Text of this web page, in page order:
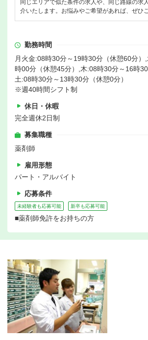
同じエリアで似た条件の求人や、同じ路線の求
介いたします。お悩みやご希望があれば、ぜひ
勤務時間
月火金:08時30分～19時30分（休憩60分）
時00分（休憩45分）,木:08時30分～16時
土:08時30分～13時30分（休憩0分）
※週40時間シフト制
休日・休暇
完全週休2日制
募集職種
薬剤師
雇用形態
パート・アルバイト
応募条件
未経験者も応募可能 新卒も応募可能
■薬剤師免許をお持ちの方